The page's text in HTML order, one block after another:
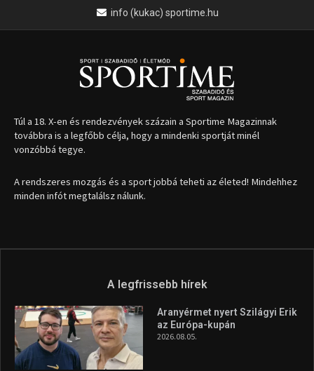
1035 Budapest, Miklós u. 7.
+36 30 471 1373
Túl a 18. X-en és rendezvények százain a Sportime Magazinnak
továbbra is a legfőbb célja, hogy a mindenki sportját minél
vonzóbbá tegye.